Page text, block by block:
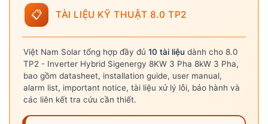
📋 TÀI LIỆU KỸ THUẬT 8.0 TP2
Việt Nam Solar tổng hợp đầy đủ 10 tài liệu dành cho 8.0
TP2 - Inverter Hybrid Sigenergy 8KW 3 Pha 8kW 3 Pha,
bao gồm datasheet, installation guide, user manual,
alarm list, important notice, tài liệu xử lý lỗi, bảo hành và
các liên kết tra cứu cần thiết.